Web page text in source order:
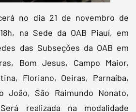
no dia 21 de novembro de
na Sede da OAB Piauí, em
das Subseções da OAB em
Bom Jesus, Campo Maior,
Floriano, Oeiras, Parnaíba,
João, São Raimundo Nonato,
realizada na modalidade